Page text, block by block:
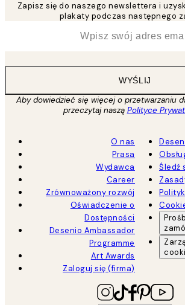
Zapisz się do naszego newslettera i
plakaty podczas następnego
WYŚLIJ
Aby dowiedzieć się więcej o przetwarzaniu
przeczytaj naszą Polityce
O nas
Prasa
Wydawca
Career
Zrównoważony rozwój
Oświadczenie o
Dostępności
Desenio Ambassador
Programme
Art Awards
Zaloguj się (firma)
Śledź